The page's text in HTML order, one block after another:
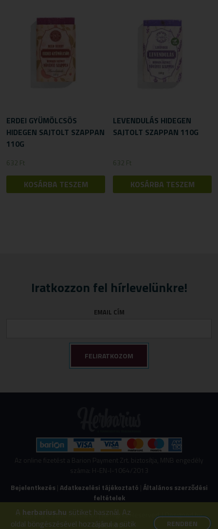
ERDEI GYÜMÖLCSÖS
HIDEGEN SAJTOLT SZAPPAN
110G
632 Ft
KOSÁRBA TESZEM
LEVENDULÁS HIDEGEN
SAJTOLT SZAPPAN 110G
632 Ft
KOSÁRBA TESZEM
Iratkozzon fel hírlevelünkre!
EMAIL CÍM
Az online fizetést a Barion Payment Zrt. biztosítja, MNB engedély
száma: H-EN-I-1064/2013
Bejelentkezés |Adatkezelési tájékoztató |Általános szerződési
feltételek
© Copyright 2026 Herbarius | All Rights Reserved. | Designed by
ASSEMBLY
A herbarius.hu sütiket használ. Az
oldal böngészésével hozzájárul a sütik
RENDBEN